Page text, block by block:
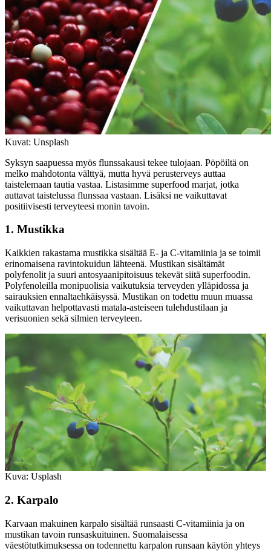
Kuvat: Unsplash
Syksyn saapuessa myös flunssakausi tekee tulojaan. Pöpöiltä on
melko mahdotonta välttyä, mutta hyvä perusterveys auttaa
taistelemaan tautia vastaa. Listasimme superfood marjat, jotka
auttavat taistelussa flunssaa vastaan. Lisäksi ne vaikuttavat
positiivisesti terveyteesi monin tavoin.
1. Mustikka
Kaikkien rakastama mustikka sisältää E- ja C-vitamiinia ja se toimii
erinomaisena ravintokuidun lähteenä. Mustikan sisältämät
polyfenolit ja suuri antosyaanipitoisuus tekevät siitä superfoodin.
Polyfenoleilla monipuolisia vaikutuksia terveyden ylläpidossa ja
sairauksien ennaltaehkäisyssä. Mustikan on todettu muun muassa
vaikuttavan helpottavasti matala-asteiseen tulehdustilaan ja
verisuonien sekä silmien terveyteen.
Kuva: Usplash
2. Karpalo
Karvaan makuinen karpalo sisältää runsaasti C-vitamiinia ja on
mustikan tavoin runsaskuituinen. Suomalaisessa
väestötutkimuksessa on todennettu karpalon runsaan käytön yhteys